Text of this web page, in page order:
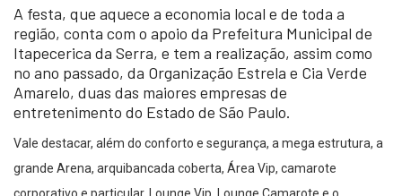
A festa, que aquece a economia local e de toda a
região, conta com o apoio da Prefeitura Municipal de
Itapecerica da Serra, e tem a realização, assim como
no ano passado, da Organização Estrela e Cia Verde
Amarelo, duas das maiores empresas de
entretenimento do Estado de São Paulo.
Vale destacar, além do conforto e segurança, a mega estrutura, a
grande Arena, arquibancada coberta, Área Vip, camarote